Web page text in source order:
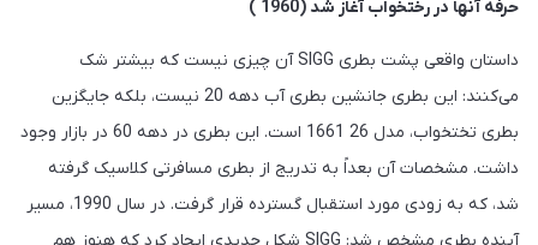
حرفه آنها در رختخواب آغاز شد (1960 )
داستان واقعی پشت بطری SIGG آن چیزی نیست که بیشتر شک
می‌کنند: این بطری جانشین بطری آب دهه 20 نیست، بلکه جایگزین
بطری تختخواب، مدل 26 1661 است. این بطری در دهه 60 در بازار وجود
داشت. مشخصات آن بعداً به تدریج از بطری مسافرتی کلاسیک گرفته
شد، که به زودی مورد استقبال گسترده قرار گرفت. در سال 1990، مسیر